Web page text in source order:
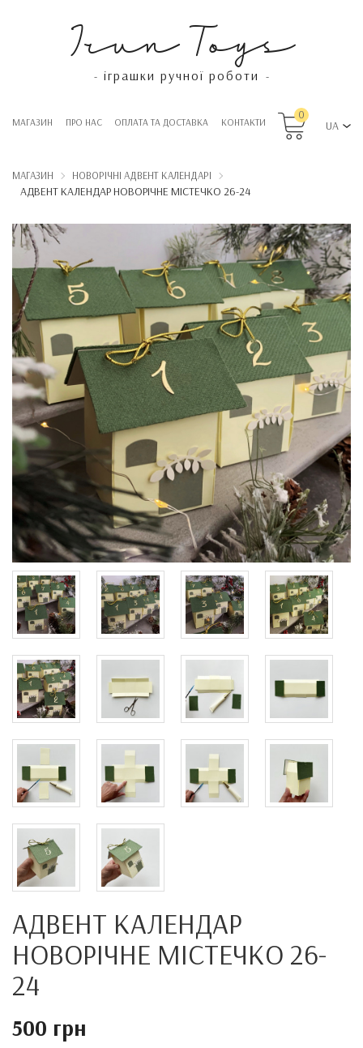
Irun Toys
- іграшки ручної роботи -
МАГАЗИН ПРО НАС OПЛАТА ТА ДОСТАВКА КОНТАКТИ
0
UA
МАГАЗИН НОВОРІЧНІ АДВЕНТ КАЛЕНДАРІ
АДВЕНТ КАЛЕНДАР НОВОРІЧНЕ МІСТЕЧКО 26-24
АДВЕНТ КАЛЕНДАР
НОВОРІЧНЕ МІСТЕЧКО 26-
24
500 грн